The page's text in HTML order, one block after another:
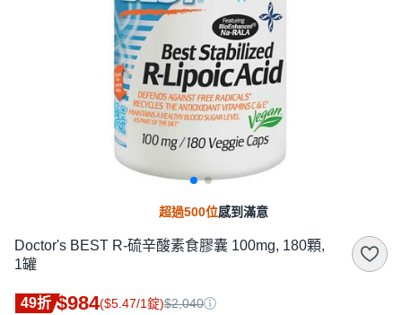
超過500位感到滿意
Doctor's BEST R-硫辛酸素食膠囊 100mg, 180顆,
1罐
49折 $984($5.47/1錠)$2,040